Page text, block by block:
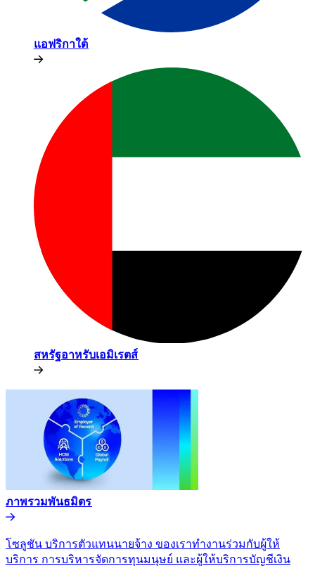
แอฟริกาใต้​​
สหรัฐอาหรับเอมิเรตส์​​
ภาพรวมพันธมิตร​​
โซลูชัน บริการตัวแทนนายจ้าง ของเราทำงานร่วมกับผู้ให้
บริการ การบริหารจัดการทุนมนุษย์ และผู้ให้บริการบัญชีเงิน